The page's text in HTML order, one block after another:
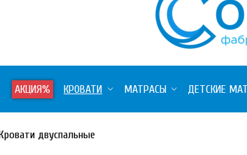
АКЦИЯ% КРОВАТИ МАТРАСЫ ДЕТСКИЕ
двуспальные